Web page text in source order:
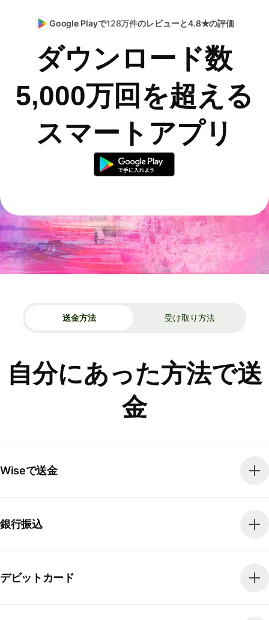
Google Playで128万件のレビューと4.8★の評価
ダウンロード数
5,000万回を超える
スマートアプリ
送金方法 受け取り方法
自分にあった方法で送
金
Wiseで送金
銀行振込
デビットカード